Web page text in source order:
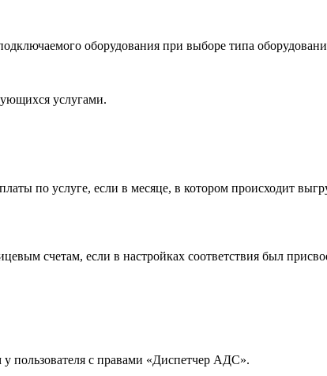
оборудования при выборе типа
услугами.
по услуге, если в месяце, в котором происходит
счетам, если в настройках соответствия был
с правами «Диспетчер АДС».